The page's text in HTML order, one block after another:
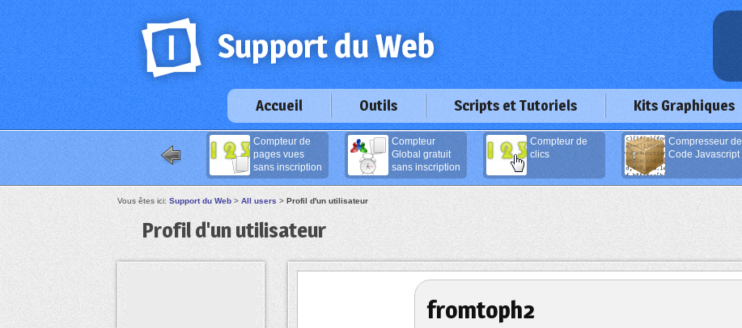
Accueil Outils Scripts et Tutoriels Kits Graphiques
Compteur de
pages vues
sans inscription
Compteur
Global gratuit
sans inscription
Compteur de
clics
Compresseur de
Code Javascript
Vous êtes ici: Support du Web> All users> Profil d'un utilisateur
Profil d'un utilisateur
fromtoph2